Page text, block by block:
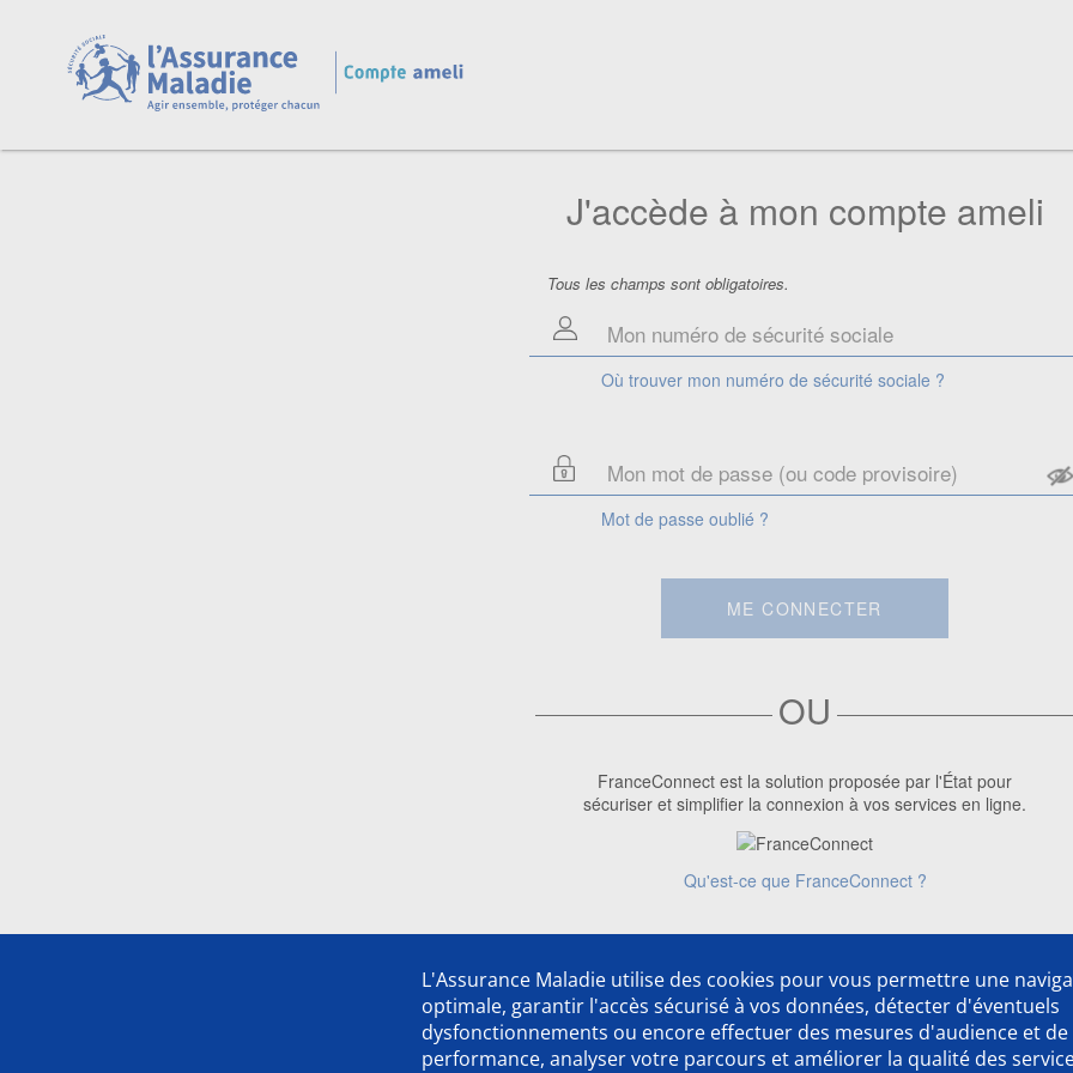
J'accède à mon compte ameli
Tous les champs sont obligatoires.
Où trouver mon numéro de sécurité sociale ?
Mot de passe oublié ?
ME CONNECTER
L'Assurance Maladie utilise des cookies pour vous permettre une
optimale, garantir l'accès sécurisé à vos données, détecter d'éventuels
dysfonctionnements ou encore effectuer des mesures d'audience et de
performance, analyser votre parcours et améliorer la qualité des
OU
FranceConnect est la solution proposée par l'État pour
sécuriser et simplifier la connexion à vos services en ligne.
Qu'est-ce que FranceConnect ?